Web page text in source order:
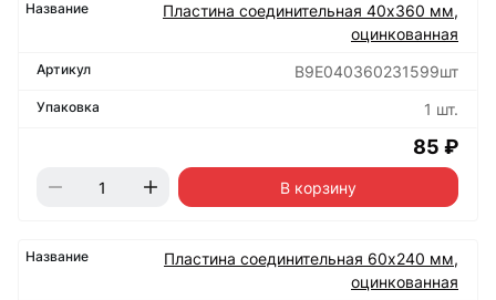
Пластина соединительная 40х360 мм,
оцинкованная
B9E040360231599шт
1 шт.
85 ₽
В корзину
Пластина соединительная 60х240 мм,
оцинкованная